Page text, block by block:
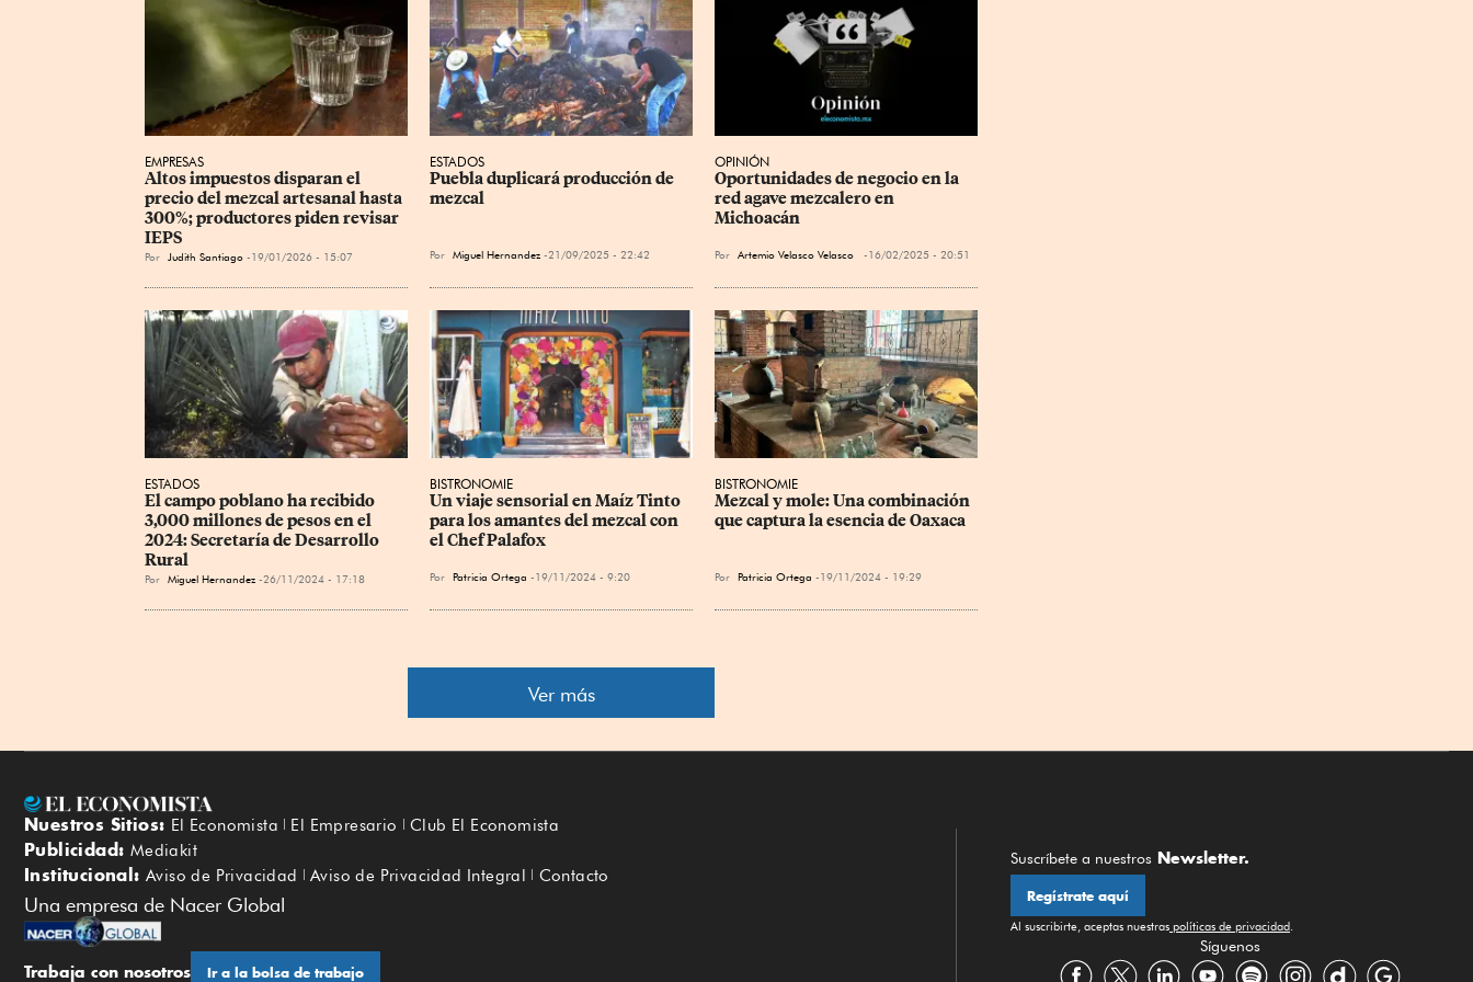
EMPRESAS
Altos impuestos disparan el
precio del mezcal artesanal hasta
300%; productores piden revisar
IEPS
Por Judith Santiago 19/01/2026 - 15:07
ESTADOS
Puebla duplicará producción de
mezcal
Por Miguel Hernandez 21/09/2025 - 22:42
OPINIÓN
Oportunidades de negocio en la
red agave mezcalero en
Michoacán
Por Artemio Velasco Velasco 16/02/2025 - 20:51
ESTADOS
El campo poblano ha recibido
3,000 millones de pesos en el
2024: Secretaría de Desarrollo
Rural
Por Miguel Hernandez 26/11/2024 - 17:18
BISTRONOMIE
Un viaje sensorial en Maíz Tinto
para los amantes del mezcal con
el Chef Palafox
Por Patricia Ortega 19/11/2024 - 9:20
BISTRONOMIE
Mezcal y mole: Una combinación
que captura la esencia de Oaxaca
Por Patricia Ortega 19/11/2024 - 19:29
Ver más
Nuestros Sitios: El Economista El Empresario Club El Economista
Publicidad: Mediakit
Institucional: Aviso de Privacidad Aviso de Privacidad Integral Contacto
Una empresa de Nacer Global
Trabaja con nosotros Ir a la bolsa de trabajo
Suscríbete a nuestros Newsletter.
Regístrate aquí
Al suscribirte, aceptas nuestras políticas de privacidad
Síguenos